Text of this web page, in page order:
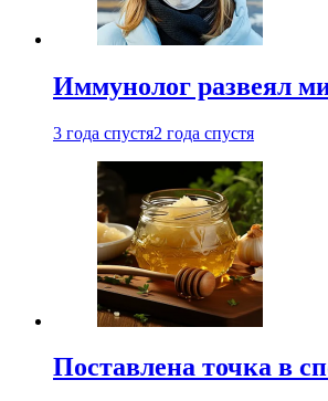
Иммунолог развеял
3 года спустя2 года спустя
Поставлена точка в